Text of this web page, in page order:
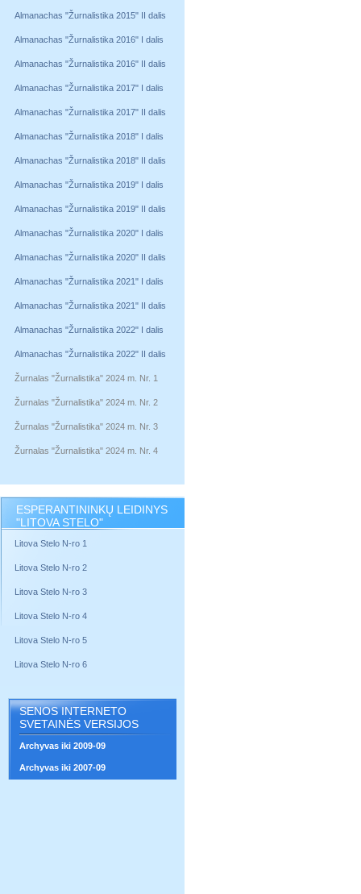
Almanachas "Žurnalistika 2015" II dalis
Almanachas "Žurnalistika 2016" I dalis
Almanachas "Žurnalistika 2016" II dalis
Almanachas "Žurnalistika 2017" I dalis
Almanachas "Žurnalistika 2017" II dalis
Almanachas "Žurnalistika 2018" I dalis
Almanachas "Žurnalistika 2018" II dalis
Almanachas "Žurnalistika 2019" I dalis
Almanachas "Žurnalistika 2019" II dalis
Almanachas "Žurnalistika 2020" I dalis
Almanachas "Žurnalistika 2020" II dalis
Almanachas "Žurnalistika 2021" I dalis
Almanachas "Žurnalistika 2021" II dalis
Almanachas "Žurnalistika 2022" I dalis
Almanachas "Žurnalistika 2022" II dalis
Žurnalas "Žurnalistika" 2024 m. Nr. 1
Žurnalas "Žurnalistika" 2024 m. Nr. 2
Žurnalas "Žurnalistika" 2024 m. Nr. 3
Žurnalas "Žurnalistika" 2024 m. Nr. 4
ESPERANTININKŲ LEIDINYS
"LITOVA STELO"
Litova Stelo N-ro 1
Litova Stelo N-ro 2
Litova Stelo N-ro 3
Litova Stelo N-ro 4
Litova Stelo N-ro 5
Litova Stelo N-ro 6
SENOS INTERNETO
SVETAINĖS VERSIJOS
Archyvas iki 2009-09
Archyvas iki 2007-09